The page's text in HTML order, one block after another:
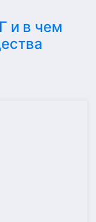
и в чем